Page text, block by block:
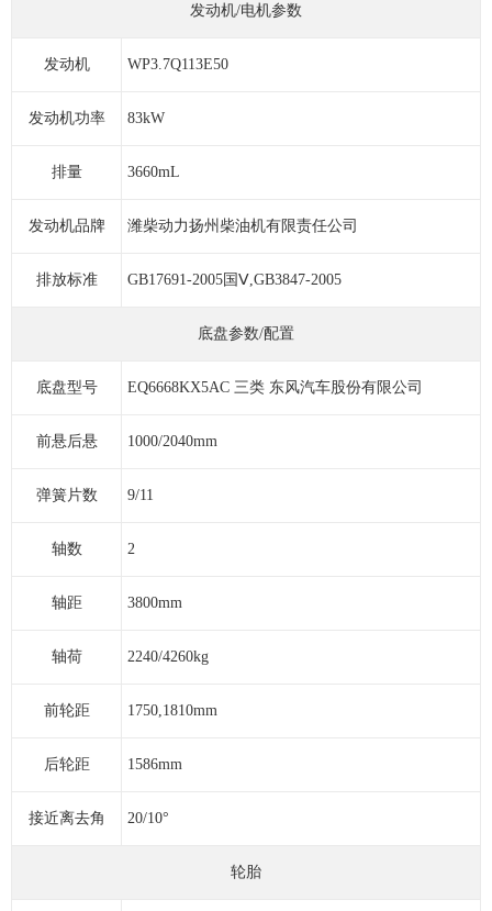
发动机/电机参数
发动机 WP3.7Q113E50
发动机功率 83kW
排量 3660mL
发动机品牌 潍柴动力扬州柴油机有限责任公司
排放标准 GB17691-2005国Ⅴ,GB3847-2005
底盘参数/配置
底盘型号 EQ6668KX5AC 三类 东风汽车股份有限公司
前悬后悬 1000/2040mm
弹簧片数 9/11
轴数 2
轴距 3800mm
轴荷 2240/4260kg
前轮距 1750,1810mm
后轮距 1586mm
接近离去角 20/10°
轮胎